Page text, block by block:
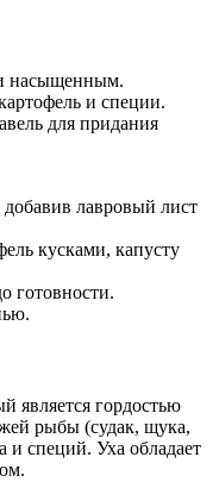
насыщенным.
и специи.
для придания
лавровый лист
кусками, капусту
готовности.
является гордостью
рыбы (судак, щука,
и специй. Уха обладает